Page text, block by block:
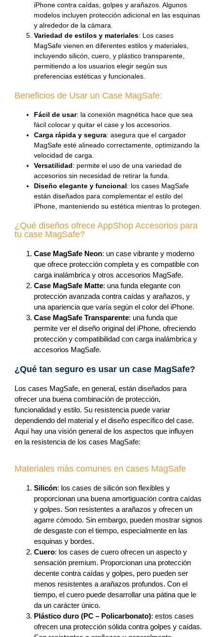
iPhone contra caídas, golpes y arañazos. Algunos
modelos incluyen protección adicional en las esquinas
y alrededor de la cámara.
Variedad de estilos y materiales: Los cases
MagSafe vienen en diferentes estilos y materiales,
incluyendo silicón, cuero, y plástico transparente,
permitiendo a los usuarios elegir según sus
preferencias estéticas y funcionales.
Beneficios de Usar un Case MagSafe:
Fácil de usar: la conexión magnética hace que sea
fácil colocar y quitar el case y los accesorios.
Carga rápida y segura: asegura que el cargador
MagSafe esté alineado correctamente, optimizando la
velocidad de carga.
Versatilidad: permite el uso de una variedad de
accesorios sin necesidad de retirar la funda.
Diseño elegante y funcional: los cases MagSafe
están diseñados para complementar el estilo del
iPhone, manteniendo su estética mientras lo protegen.
¿Qué diseños ofrece AppShop Accesorios para
tu case MagSafe?
Case MagSafe Neon: un case vibrante y moderno
que ofrece protección completa y es compatible con
carga inalámbrica y otros accesorios MagSafe.
Case MagSafe Matte: una funda elegante con
protección avanzada contra caídas y arañazos, y
una apariencia que varía según el color del iPhone.
Case MagSafe Transparente: una funda que
permite ver el diseño original del iPhone, ofreciendo
protección y compatibilidad con carga inalámbrica y
accesorios MagSafe.
¿Qué tan seguro es usar un case MagSafe?
Los cases MagSafe, en general, están diseñados para
ofrecer una buena combinación de protección,
funcionalidad y estilo. Su resistencia puede variar
dependiendo del material y el diseño específico del case.
Aquí hay una visión general de los aspectos que influyen
en la resistencia de los cases MagSafe:
Materiales más comunes en cases MagSafe
Silicón: los cases de silicón son flexibles y
proporcionan una buena amortiguación contra caídas
y golpes. Son resistentes a arañazos y ofrecen un
agarre cómodo. Sin embargo, pueden mostrar signos
de desgaste con el tiempo, especialmente en las
esquinas y bordes.
Cuero: los cases de cuero ofrecen un aspecto y
sensación premium. Proporcionan una protección
decente contra caídas y golpes, pero pueden ser
menos resistentes a arañazos profundos. Con el
tiempo, el cuero puede desarrollar una pátina que le
da un carácter único.
Plástico duro (PC – Policarbonato): estos cases
ofrecen una protección sólida contra golpes y caídas.